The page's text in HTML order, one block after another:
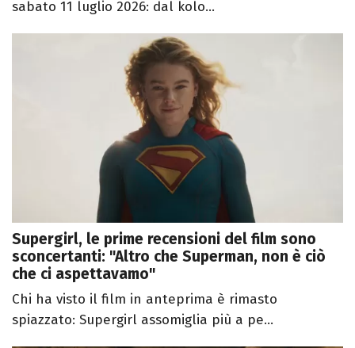
sabato 11 luglio 2026: dal kolo...
Supergirl, le prime recensioni del film sono
sconcertanti: "Altro che Superman, non è ciò
che ci aspettavamo"
Chi ha visto il film in anteprima è rimasto
spiazzato: Supergirl assomiglia più a pe...